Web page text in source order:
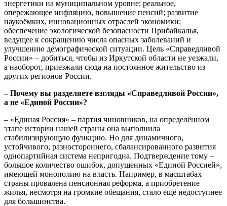
энергетики на муниципальном уровне; реальное,
опережающее инфляцию, повышение пенсий; развитие
наукоёмких, инновационных отраслей экономики;
обеспечение экологической безопасности Прибайкалья,
ведущее к сокращению числа опасных заболеваний и
улучшению демографической ситуации. Цель «Справедливой
России» – добиться, чтобы из Иркутской области не уезжали,
а наоборот, приезжали сюда на постоянное жительство из
других регионов России.
– Почему вы разделяете взгляды «Справедливой России»,
а не «Единой России»?
– «Единая Россия» – партия чиновников, на определённом
этапе истории нашей страны она выполнила
стабилизирующую функцию. Но для динамичного,
устойчивого, разностороннего, сбалансированного развития
однопартийная система непригодна. Подтверждение тому –
большое количество ошибок, допущенных «Единой Россией»,
имеющей монополию на власть. Например, в масштабах
страны провалена пенсионная реформа, а приобретение
жилья, несмотря на громкие обещания, стало ещё недоступнее
для большинства.